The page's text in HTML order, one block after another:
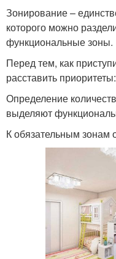
Зонирование –
которого можно
функциональные зоны.
Перед тем, как
расставить приоритеты:
Определение
выделяют
К обязательным зонам